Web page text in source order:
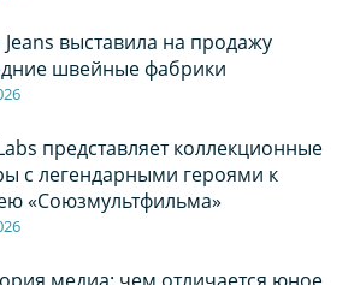
выставила на продажу
швейные фабрики
представляет коллекционные
с легендарными героями к
«Союзмультфильма»